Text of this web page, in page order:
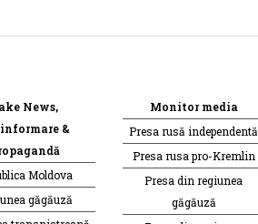
News,
&
Moldova
găgăuză
Monitor media
Presa rusă independentă
Presa rusa pro-Kremlin
Presa din regiunea
găgăuză